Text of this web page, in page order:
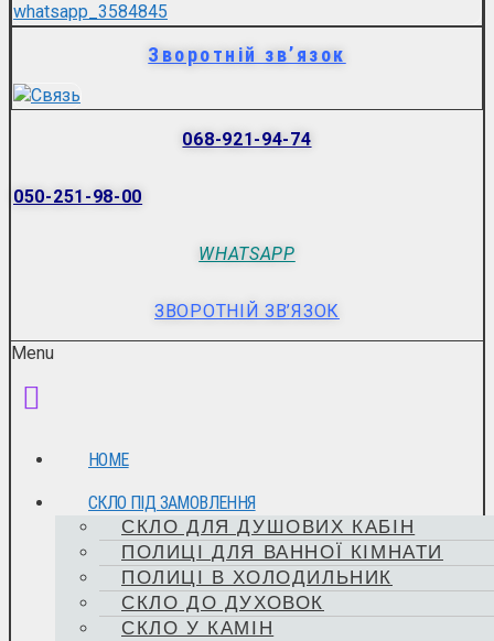
Зворотній зв’язок
068-921-94-74
050-251-98-00
WHATSAPP
ЗВОРОТНІЙ ЗВ’ЯЗОК
Menu
HOME
СКЛО ПІД ЗАМОВЛЕННЯ
СКЛО ДЛЯ ДУШОВИХ КАБІН
ПОЛИЦІ ДЛЯ ВАННОЇ КІМНАТИ
ПОЛИЦІ В ХОЛОДИЛЬНИК
СКЛО ДО ДУХОВОК
СКЛО У КАМІН